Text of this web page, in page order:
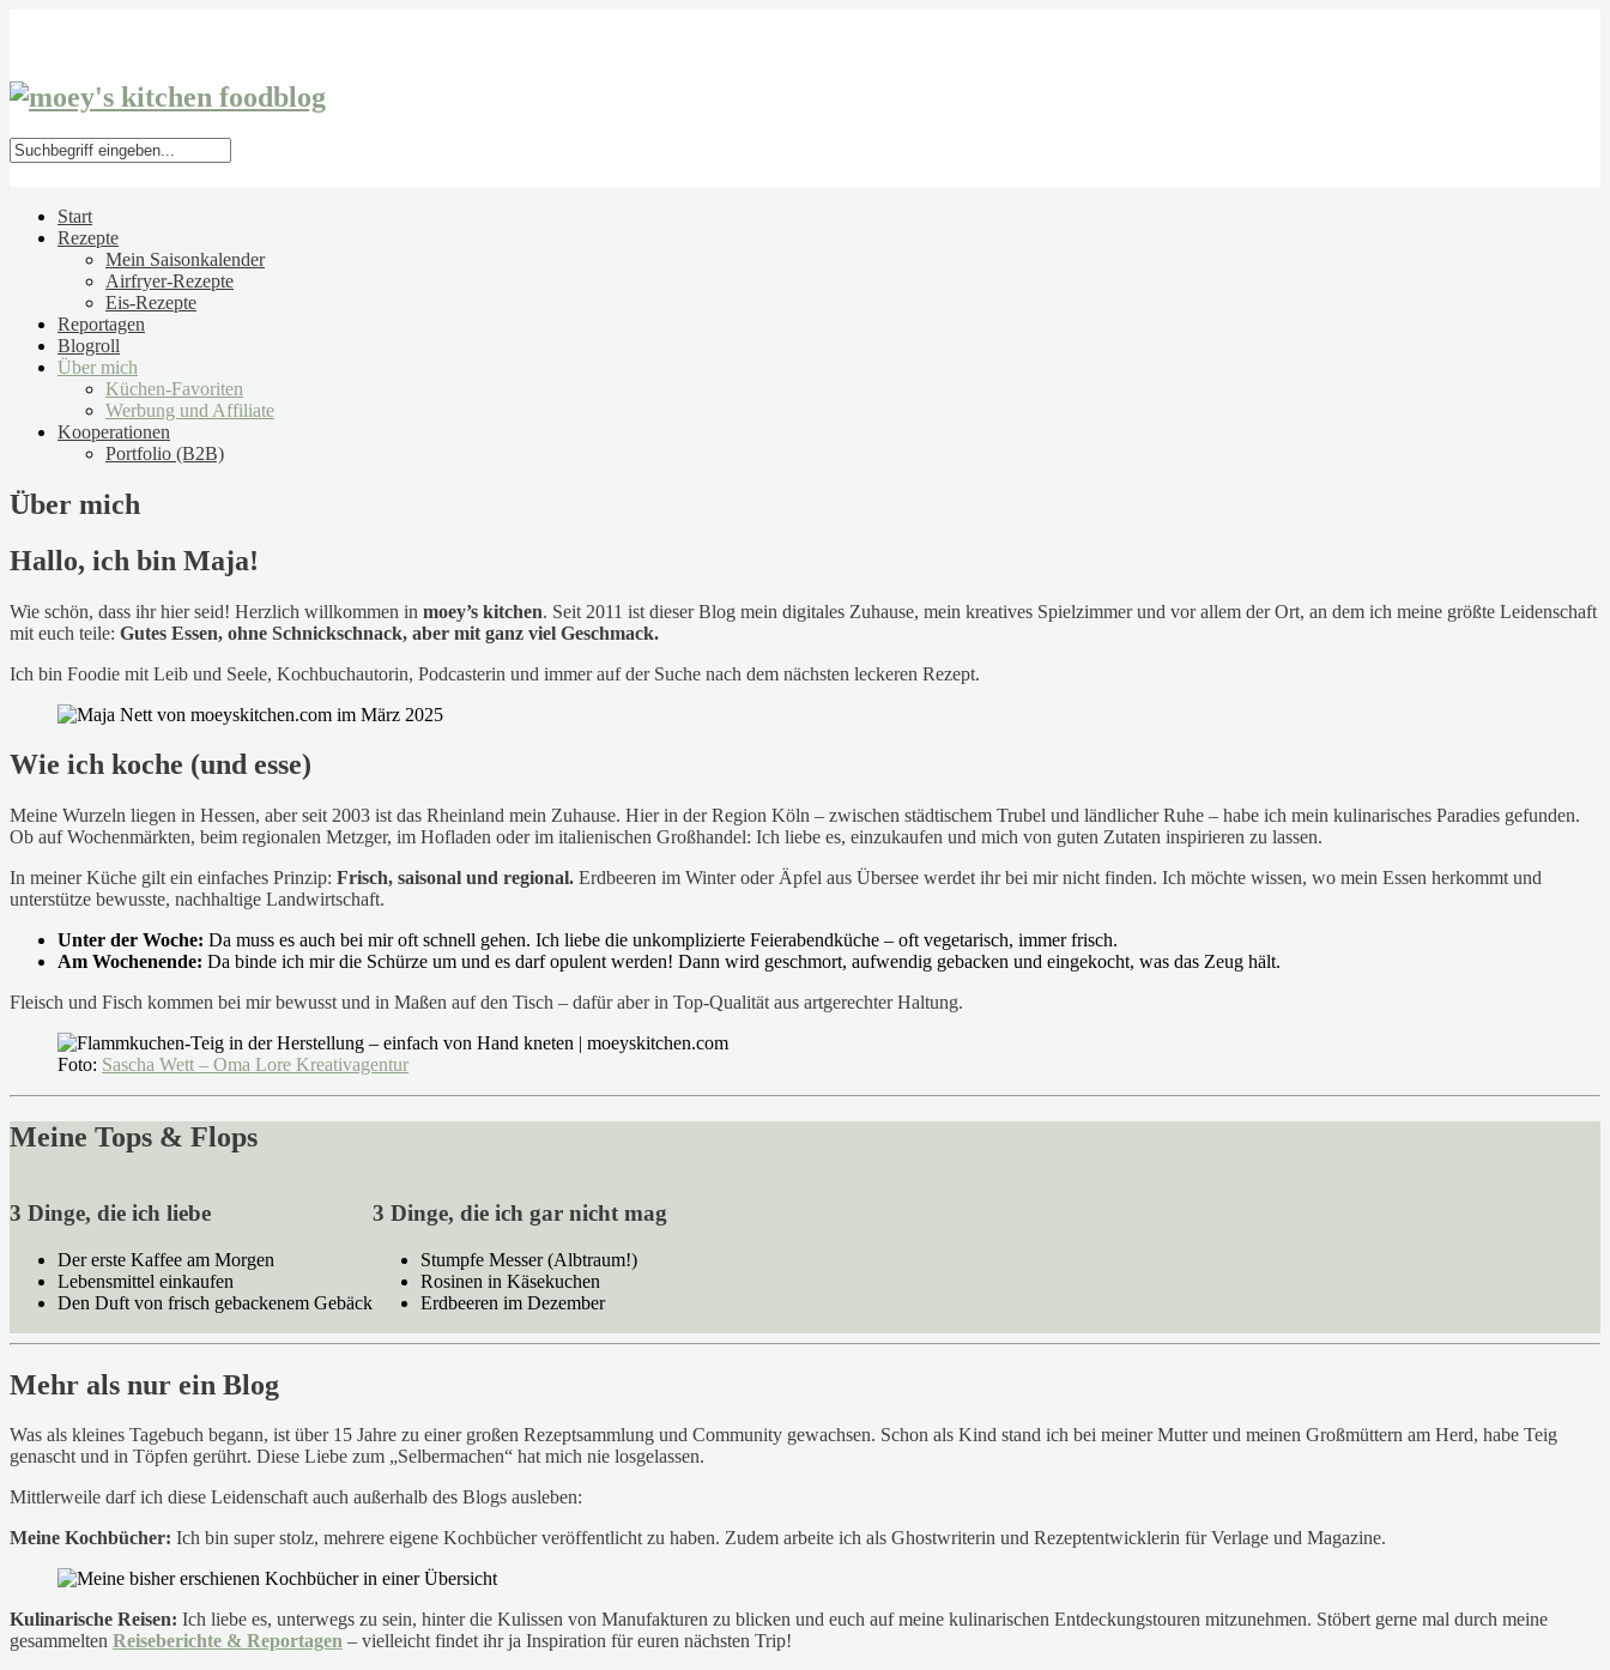
Start
Rezepte
Mein Saisonkalender
Airfryer-Rezepte
Eis-Rezepte
Reportagen
Blogroll
Über mich
Küchen-Favoriten
Werbung und Affiliate
Kooperationen
Portfolio (B2B)
Über mich
Hallo, ich bin Maja!
Wie schön, dass ihr hier seid! Herzlich willkommen in moey’s kitchen. Seit 2011 ist dieser Blog mein digitales Zuhause, mein kreatives Spielzimmer und vor allem der Ort, an dem ich meine größte Leidenschaft
mit euch teile: Gutes Essen, ohne Schnickschnack, aber mit ganz viel Geschmack.
Ich bin Foodie mit Leib und Seele, Kochbuchautorin, Podcasterin und immer auf der Suche nach dem nächsten leckeren Rezept.
Wie ich koche (und esse)
Meine Wurzeln liegen in Hessen, aber seit 2003 ist das Rheinland mein Zuhause. Hier in der Region Köln – zwischen städtischem Trubel und ländlicher Ruhe – habe ich mein kulinarisches Paradies gefunden.
Ob auf Wochenmärkten, beim regionalen Metzger, im Hofladen oder im italienischen Großhandel: Ich liebe es, einzukaufen und mich von guten Zutaten inspirieren zu lassen.
In meiner Küche gilt ein einfaches Prinzip: Frisch, saisonal und regional. Erdbeeren im Winter oder Äpfel aus Übersee werdet ihr bei mir nicht finden. Ich möchte wissen, wo mein Essen herkommt und
unterstütze bewusste, nachhaltige Landwirtschaft.
Unter der Woche: Da muss es auch bei mir oft schnell gehen. Ich liebe die unkomplizierte Feierabendküche – oft vegetarisch, immer frisch.
Am Wochenende: Da binde ich mir die Schürze um und es darf opulent werden! Dann wird geschmort, aufwendig gebacken und eingekocht, was das Zeug hält.
Fleisch und Fisch kommen bei mir bewusst und in Maßen auf den Tisch – dafür aber in Top-Qualität aus artgerechter Haltung.
Foto: Sascha Wett – Oma Lore Kreativagentur
Meine Tops & Flops
3 Dinge, die ich liebe
Der erste Kaffee am Morgen
Lebensmittel einkaufen
Den Duft von frisch gebackenem Gebäck
3 Dinge, die ich gar nicht mag
Stumpfe Messer (Albtraum!)
Rosinen in Käsekuchen
Erdbeeren im Dezember
Mehr als nur ein Blog
Was als kleines Tagebuch begann, ist über 15 Jahre zu einer großen Rezeptsammlung und Community gewachsen. Schon als Kind stand ich bei meiner Mutter und meinen Großmüttern am Herd, habe Teig
genascht und in Töpfen gerührt. Diese Liebe zum „Selbermachen“ hat mich nie losgelassen.
Mittlerweile darf ich diese Leidenschaft auch außerhalb des Blogs ausleben:
Meine Kochbücher: Ich bin super stolz, mehrere eigene Kochbücher veröffentlicht zu haben. Zudem arbeite ich als Ghostwriterin und Rezeptentwicklerin für Verlage und Magazine.
Kulinarische Reisen: Ich liebe es, unterwegs zu sein, hinter die Kulissen von Manufakturen zu blicken und euch auf meine kulinarischen Entdeckungstouren mitzunehmen. Stöbert gerne mal durch meine
gesammelten Reiseberichte & Reportagen – vielleicht findet ihr ja Inspiration für euren nächsten Trip!